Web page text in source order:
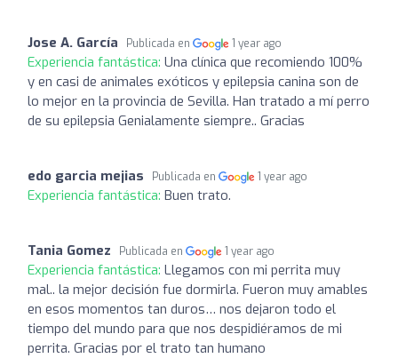
Jose A. García Publicada en 1 year ago
Experiencia fantástica: Una clínica que recomiendo 100%
y en casi de animales exóticos y epilepsia canina son de
lo mejor en la provincia de Sevilla. Han tratado a mí perro
de su epilepsia Genialamente siempre.. Gracias
edo garcia mejias Publicada en 1 year ago
Experiencia fantástica: Buen trato.
Tania Gomez Publicada en 1 year ago
Experiencia fantástica: Llegamos con mi perrita muy
mal.. la mejor decisión fue dormirla. Fueron muy amables
en esos momentos tan duros… nos dejaron todo el
tiempo del mundo para que nos despidiéramos de mi
perrita. Gracias por el trato tan humano